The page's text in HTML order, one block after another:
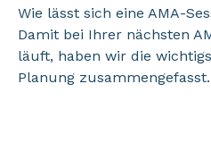
Wie lässt sich eine AMA-
Damit bei Ihrer nächsten
läuft, haben wir die
Planung zusammengefasst.